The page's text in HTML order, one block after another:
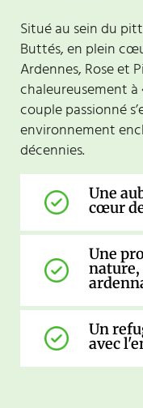
Situé au sein du
Buttés, en plein
Ardennes, Rose et
chaleureusement à
couple passionné
environnement
décennies.
Une
cœur
Une
Un
avec